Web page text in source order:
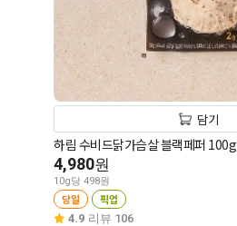
담기
하림 수비드닭가슴살 블랙페퍼 100g
4,980원
10g당 498원
당일 픽업
4.9 리뷰 106